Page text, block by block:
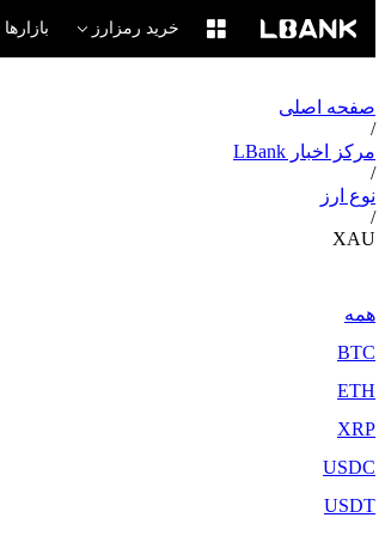
خرید رمزارز بازارها
صفحه اصلی
/
مرکز اخبار LBank
/
نوع ارز
/
XAU
همه
BTC
ETH
XRP
USDC
USDT